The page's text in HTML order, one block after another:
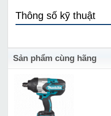
Thông số kỹ thuật
Sản phẩm cùng hãng